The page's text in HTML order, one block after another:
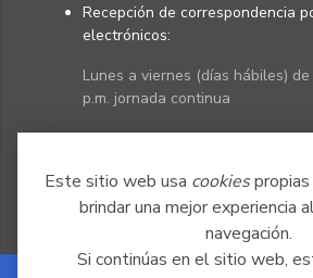
Este sitio web usa cookiespropias
brindar una mejor experiencia
navegación.
Si continúas en el sitio web,
Recepción de correspondencia
electrónicos:
Lunes a viernes (días hábiles)
p.m. jornada continua